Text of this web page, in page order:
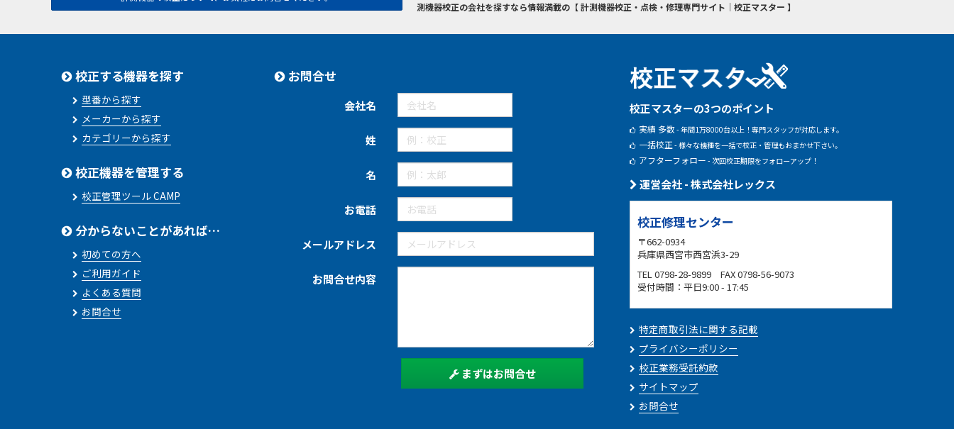
測機器校正の会社を探すなら情報満載の【 計測機器校正・点検・修理専門サイト｜校正マスター 】
校正する機器を探す
型番から探す
メーカーから探す
カテゴリーから探す
校正機器を管理する
校正管理ツール CAMP
分からないことがあれば…
初めての方へ
ご利用ガイド
よくある質問
お問合せ
お問合せ
会社名
姓
名
お電話
メールアドレス
お問合せ内容
まずはお問合せ
校正マスターの3つのポイント
実績 多数- 年間1万8000台以上！専門スタッフが対応します。
一括校正 - 様々な機種を一括で校正・管理もおまかせ下さい。
アフターフォロー - 次回校正期限をフォローアップ！
運営会社 - 株式会社レックス
校正修理センター
〒662-0934
兵庫県西宮市西宮浜3-29
TEL 0798-28-9899 FAX 0798-56-9073
受付時間：平日9:00 - 17:45
特定商取引法に関する記載
プライバシーポリシー
校正業務受託約款
サイトマップ
お問合せ